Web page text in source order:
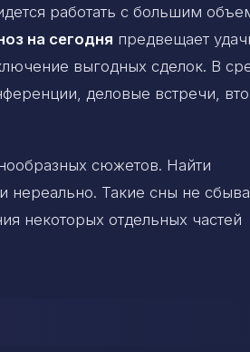
работать с большим
на сегодня предвещает
выгодных сделок. В
деловые встречи,
сюжетов. Найти
нереально. Такие сны не
некоторых отдельных частей